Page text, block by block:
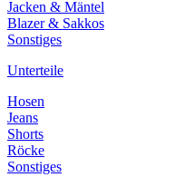
Jacken & Mäntel
Blazer & Sakkos
Sonstiges
Unterteile
Hosen
Jeans
Shorts
Röcke
Sonstiges